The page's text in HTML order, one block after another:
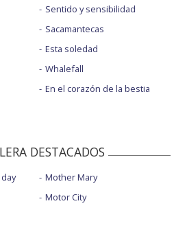
Sentido y sensibilidad
Sacamantecas
Esta soledad
Whalefall
En el corazón de la bestia
DESTACADOS
Mother Mary
Motor City